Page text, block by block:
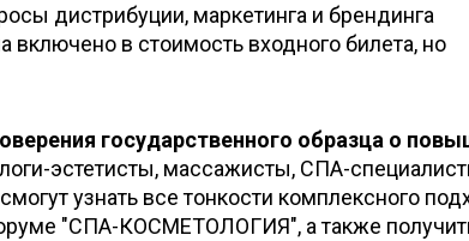
дистрибуции, маркетинга и брендинга
в стоимость входного билета, но
государственного образца о
эстетисты, массажисты, СПА-
узнать все тонкости комплексного
"СПА-КОСМЕТОЛОГИЯ", а также